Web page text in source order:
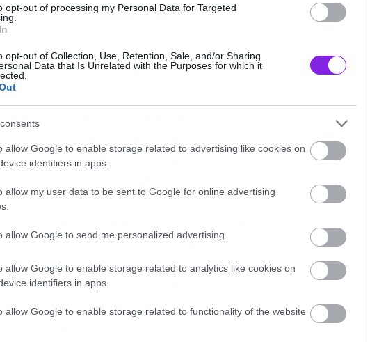
opt-out of processing my Personal Data for Targeted
opt-out of Collection, Use, Retention, Sale, and/or Sharing
Data that Is Unrelated with the Purposes for which it
allow Google to enable storage related to advertising like cookies on
identifiers in apps.
allow my user data to be sent to Google for online advertising
allow Google to send me personalized advertising.
allow Google to enable storage related to analytics like cookies on
identifiers in apps.
allow Google to enable storage related to functionality of the website
Δύο παιδιά ξυπνούν μέσα στη νύχτα και
τους δεν είναι εκεί, ενώ τα
Οι σκηνές μοιάζουν να μην
σε σημεία είναι κολλημένος ή
στιγμές δημιουργείται η εντύπωση
νύχτα καταγραφής.
τρόπο είναι ότι η ταινία
τη δείτε να έχετε τσεκάρει περί
μεγάλη υπομονή και δεν ακολουθεί
Προς το παρόν δεν υπάρχει
στις ελληνικές αίθουσες, αλλά
διαθέσιμη για streaming.